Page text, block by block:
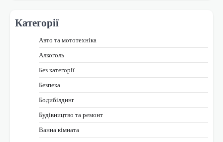
Категорії
Авто та мототехніка
Алкоголь
Без категорії
Безпека
Бодибілдинг
Будівництво та ремонт
Ванна кімната